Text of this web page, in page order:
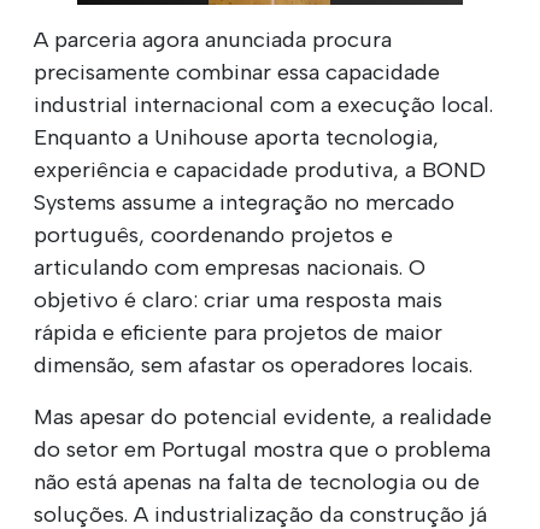
A parceria agora anunciada procura
precisamente combinar essa capacidade
industrial internacional com a execução local.
Enquanto a Unihouse aporta tecnologia,
experiência e capacidade produtiva, a BOND
Systems assume a integração no mercado
português, coordenando projetos e
articulando com empresas nacionais. O
objetivo é claro: criar uma resposta mais
rápida e eficiente para projetos de maior
dimensão, sem afastar os operadores locais.
Mas apesar do potencial evidente, a realidade
do setor em Portugal mostra que o problema
não está apenas na falta de tecnologia ou de
soluções. A industrialização da construção já